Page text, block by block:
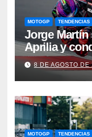
MOTOGP TENDENCIAS
Jorge Martín
Aprilia y
espectacular
Marc
8 DE AGOSTO
MOTOGP TENDENCIAS